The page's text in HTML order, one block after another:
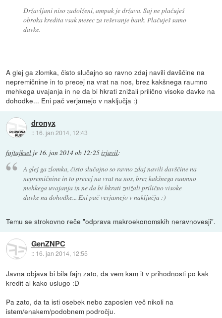
Državljani niso zadolženi, ampak je država. Saj ne plačuješ
obroka kredita vsak mesec za reševanje bank. Plačuješ samo
davke.
A glej ga zlomka, čisto slučajno so ravno zdaj navili davščine na
nepremičnine in to precej na vrat na nos, brez kakšnega raumno
mehkega uvajanja in ne da bi hkrati znižali prilično visoke davke na
dohodke... Eni pač verjamejo v naključja :)
dronyx
:: 16. jan 2014, 12:43
fujtajksel je 16. jan 2014 ob 12:25izjavil:
A glej ga zlomka, čisto slučajno so ravno zdaj navili davščine na
nepremičnine in to precej na vrat na nos, brez kakšnega raumno
mehkega uvajanja in ne da bi hkrati znižali prilično visoke
davke na dohodke... Eni pač verjamejo v naključja :)
Temu se strokovno reče "odprava makroekonomskih neravnovesji".
GenZNPC
:: 16. jan 2014, 12:55
Javna objava bi bila fajn zato, da vem kam it v prihodnosti po kak
kredit al kako uslugo :D
Pa zato, da ta isti osebek nebo zaposlen več nikoli na
istem/enakem/podobnem področju.